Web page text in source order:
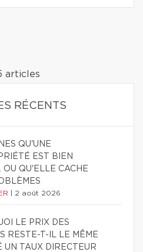
articles
RÉCENTS
QU'UNE
EST BIEN
OU QU'ELLE CACHE
2 août 2026
LE PRIX DES
RESTE-T-IL LE MÊME
UN TAUX DIRECTEUR